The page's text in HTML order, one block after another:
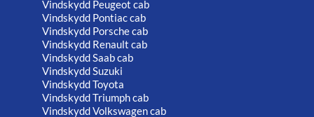
Vindskydd Peugeot cab
Vindskydd Pontiac cab
Vindskydd Porsche cab
Vindskydd Renault cab
Vindskydd Saab cab
Vindskydd Suzuki
Vindskydd Toyota
Vindskydd Triumph cab
Vindskydd Volkswagen cab